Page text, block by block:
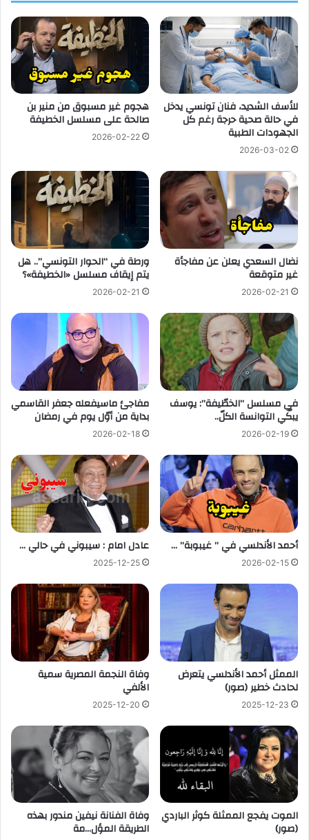
للأسف الشديد، فنان تونسي يدخل
في حالة صحية حرجة رغم كل
الجهودات الطبية
2026-03-02
هجوم غير مسبوق من منير بن
صالحة على مسلسل الخطيفة
2026-02-22
نضال السعدي يعلن عن مفاجأة
غير متوقعة
2026-02-21
ورطة في “الحوار التونسي”.. هل
يتم إيقاف مسلسل «الخطيفة»؟
2026-02-21
في مسلسل ”الخطّيفة”: يوسف
يبكّي التوانسة الكلّ..
2026-02-19
مفاجئ ماسيفعله جعفر القاسمي
بداية من أوّل يوم في رمضان
2026-02-18
أحمد الأندلسي في ” غيبوبة” …
2026-02-15
عادل امام : سيبوني في حالي …
2025-12-25
الممثل أحمد الأندلسي يتعرض
لحادث خطير (صور)
2025-12-23
وفاة النجمة المصرية سمية
الألفي
2025-12-20
الموت يفجع الممثلة كوثر الباردي
(صور)
وفاة الفنانة نيفين مندور بهذه
الطريقة المؤل…مة